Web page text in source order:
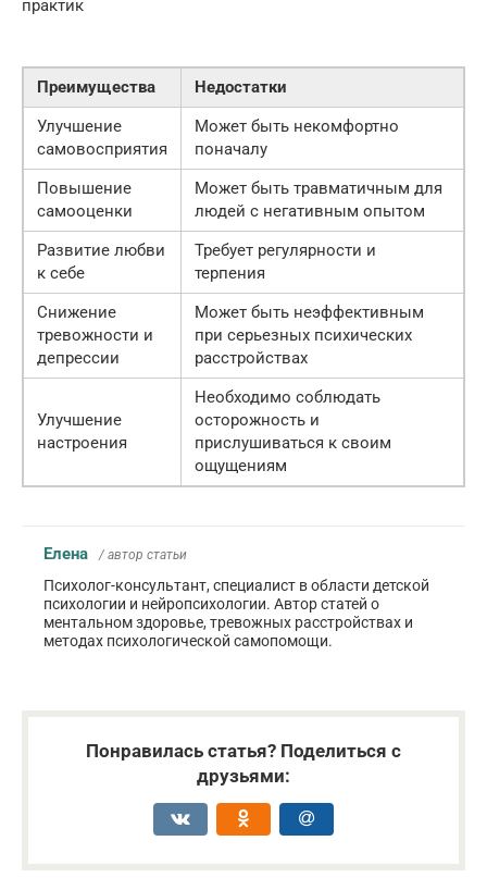
практик
Преимущества
Недостатки
Улучшение
самовосприятия
Может быть некомфортно
поначалу
Повышение
самооценки
Может быть травматичным для
людей с негативным опытом
Развитие любви
к себе
Требует регулярности и
терпения
Снижение
тревожности и
депрессии
Может быть неэффективным
при серьезных психических
расстройствах
Улучшение
настроения
Необходимо соблюдать
осторожность и
прислушиваться к своим
ощущениям
Елена / автор статьи
Психолог-консультант, специалист в области детской
психологии и нейропсихологии. Автор статей о
ментальном здоровье, тревожных расстройствах и
методах психологической самопомощи.
Понравилась статья? Поделиться с
друзьями: